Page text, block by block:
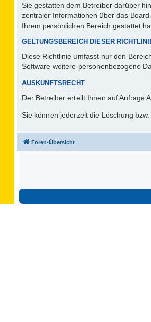
Sie gestatten dem Betreiber darüber
zentraler Informationen über das
Ihrem persönlichen Bereich gestattet
GELTUNGSBEREICH DIESER
Diese Richtlinie umfasst nur den
Software weitere personenbezogene
AUSKUNFTSRECHT
Der Betreiber erteilt Ihnen auf Anfrage
Sie können jederzeit die Löschung
Foren-Übersicht